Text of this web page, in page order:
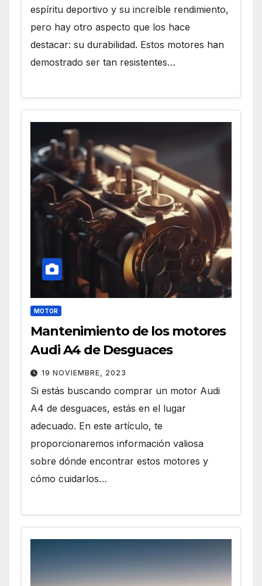
espíritu deportivo y su increíble rendimiento,
pero hay otro aspecto que los hace
destacar: su durabilidad. Estos motores han
demostrado ser tan resistentes…
MOTOR
Mantenimiento de los motores
Audi A4 de Desguaces
19 NOVIEMBRE, 2023
Si estás buscando comprar un motor Audi
A4 de desguaces, estás en el lugar
adecuado. En este artículo, te
proporcionaremos información valiosa
sobre dónde encontrar estos motores y
cómo cuidarlos…